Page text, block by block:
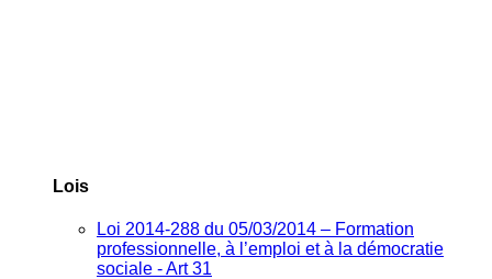
Lois
Loi 2014-288 du 05/03/2014 – Formation
professionnelle, à l’emploi et à la démocratie
sociale - Art 31